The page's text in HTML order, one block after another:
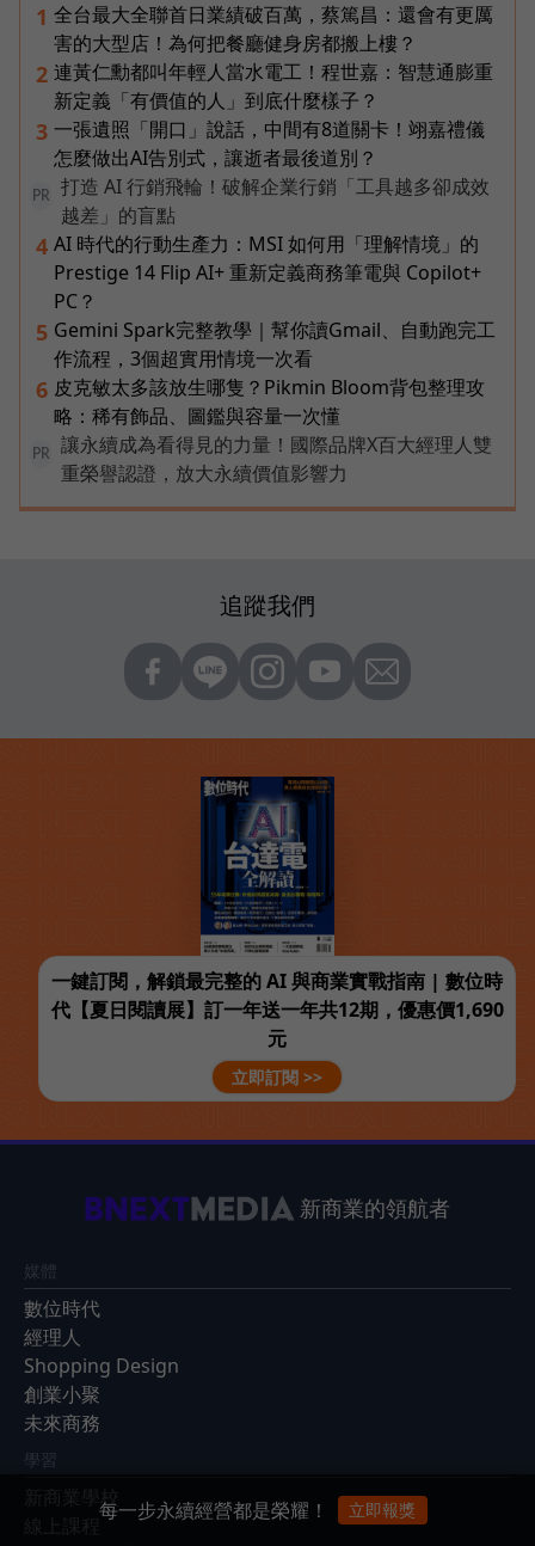
1 全台最大全聯首日業績破百萬，蔡篤昌：還會有更厲
害的大型店！為何把餐廳健身房都搬上樓？
2 連黃仁勳都叫年輕人當水電工！程世嘉：智慧通膨重
新定義「有價值的人」到底什麼樣子？
3 一張遺照「開口」說話，中間有8道關卡！翊嘉禮儀
怎麼做出AI告別式，讓逝者最後道別？
PR
打造 AI 行銷飛輪！破解企業行銷「工具越多卻成效
越差」的盲點
4 AI 時代的行動生產力：MSI 如何用「理解情境」的
Prestige 14 Flip AI+ 重新定義商務筆電與 Copilot+
PC？
5 Gemini Spark完整教學｜幫你讀Gmail、自動跑完工
作流程，3個超實用情境一次看
6 皮克敏太多該放生哪隻？Pikmin Bloom背包整理攻
略：稀有飾品、圖鑑與容量一次懂
PR
讓永續成為看得見的力量！國際品牌X百大經理人雙
重榮譽認證，放大永續價值影響力
追蹤我們
一鍵訂閱，解鎖最完整的 AI 與商業實戰指南 | 數位時
代【夏日閱讀展】訂一年送一年共12期，優惠價1,690
元
立即訂閱 >>
新商業的領航者
媒體
數位時代
經理人
Shopping Design
創業小聚
未來商務
學習
新商業學校每一步永續經營都是榮耀！ 立即報獎